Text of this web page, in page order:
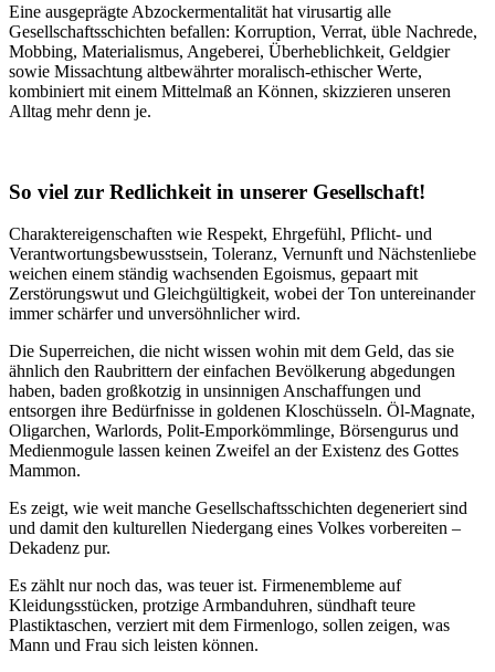
Eine ausgeprägte Abzockermentalität hat virusartig alle
Gesellschaftsschichten befallen: Korruption, Verrat, üble Nachrede,
Mobbing, Materialismus, Angeberei, Überheblichkeit, Geldgier
sowie Missachtung altbewährter moralisch-ethischer Werte,
kombiniert mit einem Mittelmaß an Können, skizzieren unseren
Alltag mehr denn je.
So viel zur Redlichkeit in unserer Gesellschaft!
Charaktereigenschaften wie Respekt, Ehrgefühl, Pflicht- und
Verantwortungsbewusstsein, Toleranz, Vernunft und Nächstenliebe
weichen einem ständig wachsenden Egoismus, gepaart mit
Zerstörungswut und Gleichgültigkeit, wobei der Ton untereinander
immer schärfer und unversöhnlicher wird.
Die Superreichen, die nicht wissen wohin mit dem Geld, das sie
ähnlich den Raubrittern der einfachen Bevölkerung abgedungen
haben, baden großkotzig in unsinnigen Anschaffungen und
entsorgen ihre Bedürfnisse in goldenen Kloschüsseln. Öl-Magnate,
Oligarchen, Warlords, Polit-Emporkömmlinge, Börsengurus und
Medienmogule lassen keinen Zweifel an der Existenz des Gottes
Mammon.
Es zeigt, wie weit manche Gesellschaftsschichten degeneriert sind
und damit den kulturellen Niedergang eines Volkes vorbereiten –
Dekadenz pur.
Es zählt nur noch das, was teuer ist. Firmenembleme auf
Kleidungsstücken, protzige Armbanduhren, sündhaft teure
Plastiktaschen, verziert mit dem Firmenlogo, sollen zeigen, was
Mann und Frau sich leisten können.